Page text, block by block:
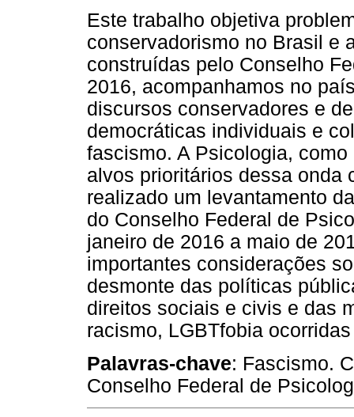
Este trabalho objetiva
conservadorismo no Brasil e
construídas pelo Conselho
2016, acompanhamos no
discursos conservadores e
democráticas individuais e
fascismo. A Psicologia,
alvos prioritários dessa onda
realizado um levantamento
do Conselho Federal de
janeiro de 2016 a maio de
importantes considerações
desmonte das políticas
direitos sociais e civis e das
racismo, LGBTfobia
Palavras-chave: Fascismo.
Conselho Federal de